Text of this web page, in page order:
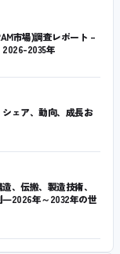
市場)調査レポート –
2035年
ェア、動向、成長お
、伝搬、製造技術、
―2026年～2032年の世